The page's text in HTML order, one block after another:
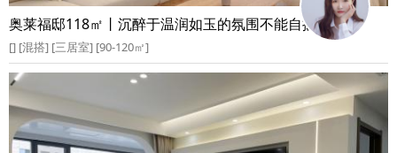
奥莱福邸118㎡丨沉醉于温润如玉的氛围不能自拔
[] [混搭] [三居室] [90-120㎡]